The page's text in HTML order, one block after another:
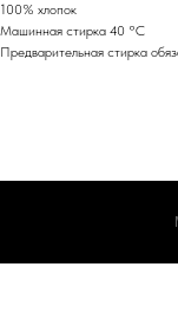
100% хлопок
Машинная стирка 40 °C
Предварительная стирка